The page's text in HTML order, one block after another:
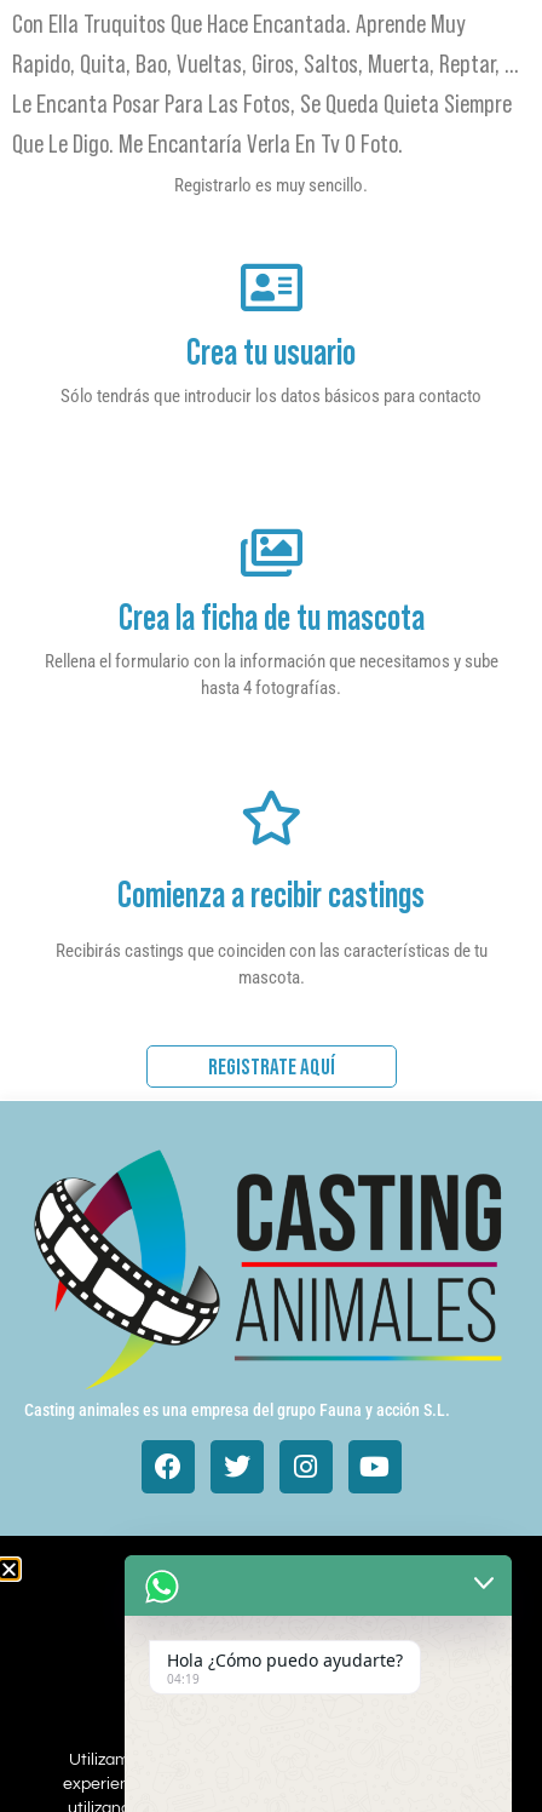
Con Ella Truquitos Que Hace Encantada. Aprende Muy
Rapido, Quita, Bao, Vueltas, Giros, Saltos, Muerta, Reptar, …
Le Encanta Posar Para Las Fotos, Se Queda Quieta Siempre
Que Le Digo. Me Encantaría Verla En Tv O Foto.
Registrarlo es muy sencillo.
Crea tu usuario
Sólo tendrás que introducir los datos básicos para contacto
Crea la ficha de tu mascota
Rellena el formulario con la información que necesitamos y sube
hasta 4 fotografías.
Comienza a recibir castings
Recibirás castings que coinciden con las características de tu
mascota.
REGISTRATE AQUÍ
Casting animales es una empresa del grupo Fauna y acción S.L.
Animales de cine y TV
Gatos
Mamímeros Exóticos
Hola ¿Cómo puedo ayudarte?
04:19
Utilizamos cookies para asegurar que damos la mejor
experiencia al usuario en nuestro sitio web. Si continúa
utilizando este sitio asumiremos que está de acuerdo.